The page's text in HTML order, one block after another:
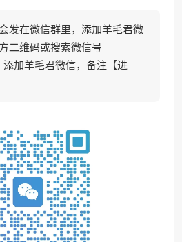
发在微信群里，添加羊毛君微
二维码或搜索微信号
添加羊毛君微信，备注【进